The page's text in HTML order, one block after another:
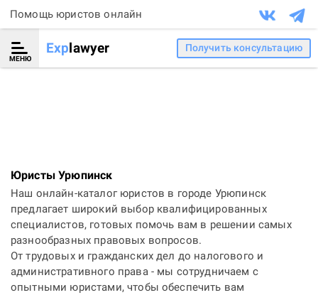
Помощь юристов онлайн
МЕНЮ
Explawyer Получить консультацию
Юристы Урюпинск
Наш онлайн-каталог юристов в городе Урюпинск
предлагает широкий выбор квалифицированных
специалистов, готовых помочь вам в решении самых
разнообразных правовых вопросов.
От трудовых и гражданских дел до налогового и
административного права - мы сотрудничаем с
опытными юристами, чтобы обеспечить вам